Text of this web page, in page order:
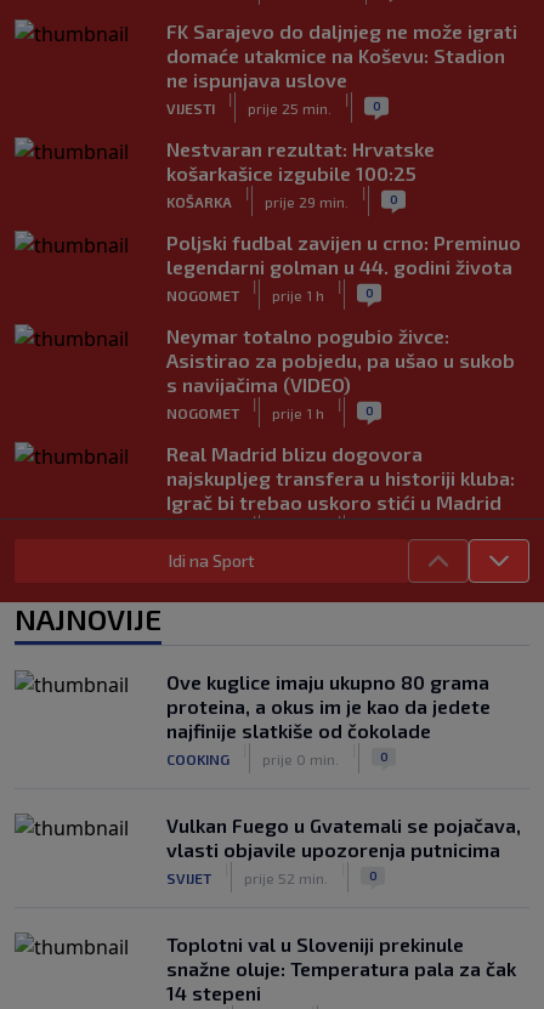
FK Sarajevo do daljnjeg ne može igrati
domaće utakmice na Koševu: Stadion
ne ispunjava uslove
VIJESTI
|
prije 25 min.
| 0
Nestvaran rezultat: Hrvatske
košarkašice izgubile 100:25
KOŠARKA
|
prije 29 min.
| 0
Poljski fudbal zavijen u crno: Preminuo
legendarni golman u 44. godini života
NOGOMET
|
prije 1 h
| 0
Neymar totalno pogubio živce:
Asistirao za pobjedu, pa ušao u sukob
s navijačima (VIDEO)
NOGOMET
|
prije 1 h
| 0
Real Madrid blizu dogovora
najskupljeg transfera u historiji kluba:
Igrač bi trebao uskoro stići u Madrid
| |
Lara Gut-Behrami završila karijeru:
Predsjednik FIFA-e ne odustaje od
svojih planova: Otkriveno šta je
ponudio Marokancima za podršku
NOGOMET prije 2 h
Idi na Sport
NAJNOVIJE
Ove kuglice imaju ukupno 80 grama
proteina, a okus im je kao da jedete
najfinije slatkiše od čokolade
COOKING prije 0 min. 0
Vulkan Fuego u Gvatemali se pojačava,
vlasti objavile upozorenja putnicima
SVIJET prije 52 min. 0
Toplotni val u Sloveniji prekinule
snažne oluje: Temperatura pala za čak
14 stepeni